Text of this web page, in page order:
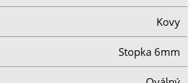
Kovy
Stopka 6mm